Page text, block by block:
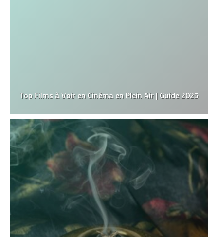
Top Films à Voir en Cinéma en Plein Air | Guide 2025